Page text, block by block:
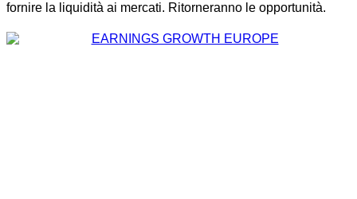
fornire la liquidità ai mercati. Ritorneranno le opportunità.